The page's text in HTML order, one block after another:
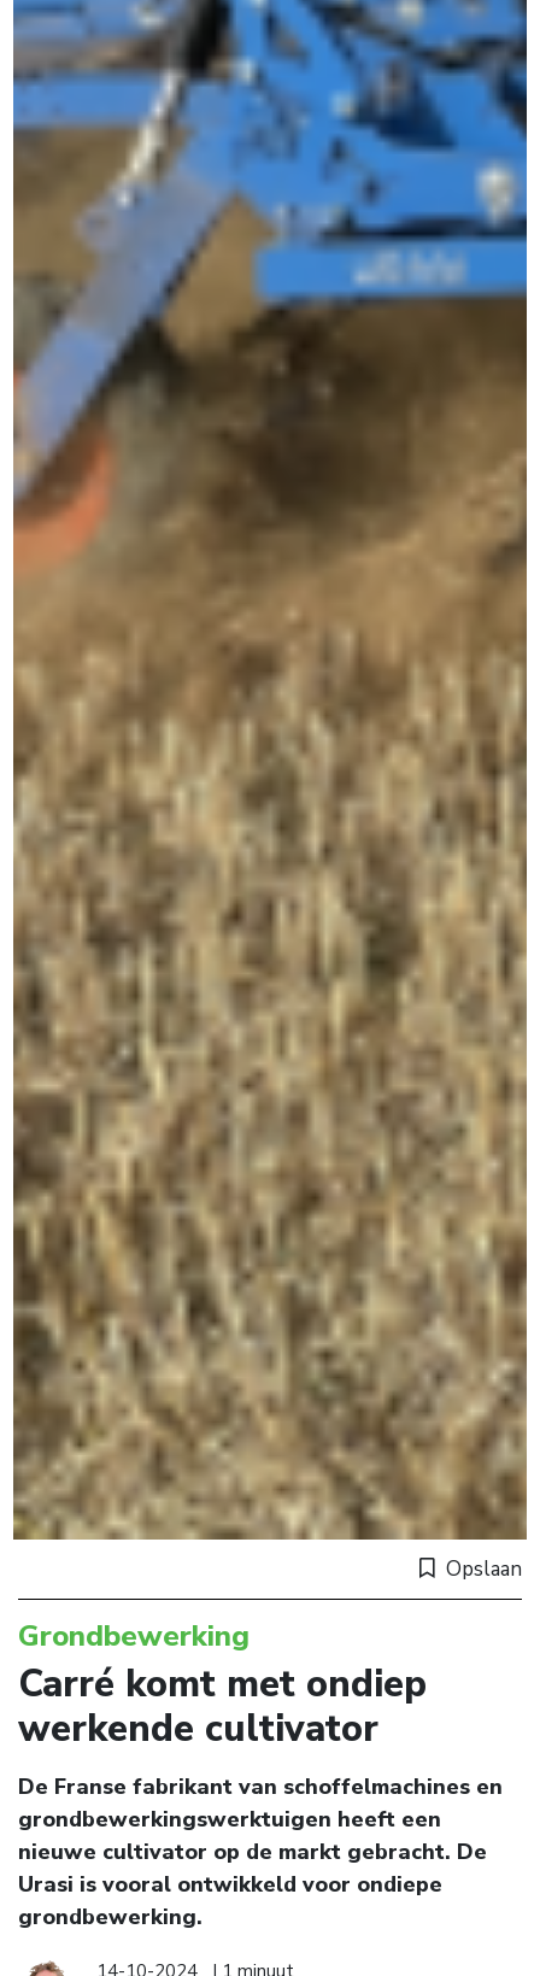
Opslaan
Grondbewerking
Carré komt met ondiep
werkende cultivator
De Franse fabrikant van schoffelmachines en
grondbewerkingswerktuigen heeft een
nieuwe cultivator op de markt gebracht. De
Urasi is vooral ontwikkeld voor ondiepe
grondbewerking.
14-10-2024 | 1 minuut